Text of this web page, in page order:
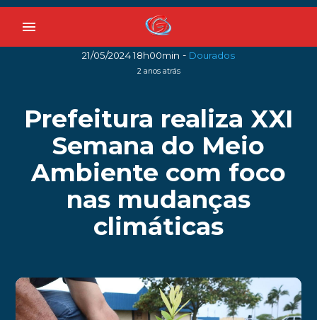
menu
21/05/2024 18h00min - Dourados
2 anos atrás
Prefeitura realiza XXI
Semana do Meio
Ambiente com foco
nas mudanças
climáticas